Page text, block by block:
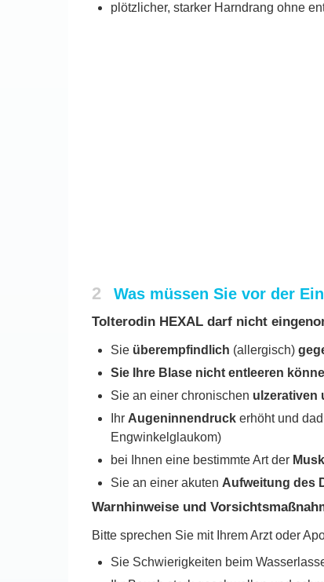
plötzlicher, starker Harndrang ohne
2 Was müssen Sie vor der
Tolterodin HEXAL darf nicht
Sie überempfindlich (allergisch)
Sie Ihre Blase nicht entleeren
Sie an einer chronischen ulzerativen
Ihr Augeninnendruck erhöht und
Engwinkelglaukom)
bei Ihnen eine bestimmte Art der
Sie an einer akuten Aufweitung des
Warnhinweise und
Bitte sprechen Sie mit Ihrem Arzt oder
Sie Schwierigkeiten beim